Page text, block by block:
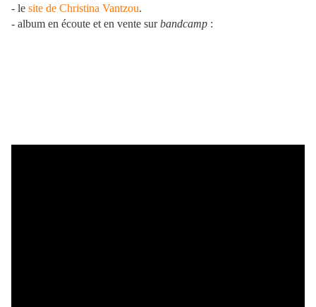
- le site de Christina Vantzou.
- album en écoute et en vente surbandcamp :